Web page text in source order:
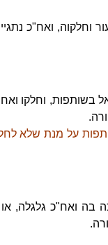
וחלקוה, ואח"כ
בשותפות, וחלקו
על מנת שלא
בה ואח"כ גלגלה,